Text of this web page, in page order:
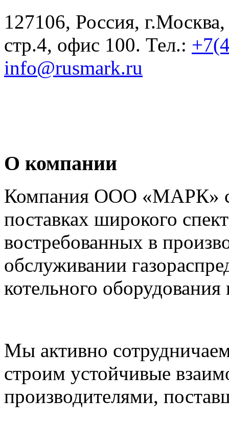
127106, Россия,
стр.4, офис 100. Тел.:
info@rusmark.ru
О компании
Компания ООО «МАРК» с
поставках широкого
востребованных в
обслуживании
котельного оборудования
Мы активно
строим устойчивые
производителями,